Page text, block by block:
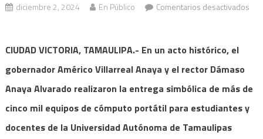
diciembre 2, 2024 En Público
Comentarios desactivados
y
rector
entrega
histórica
de
CIUDAD VICTORIA, TAMAULIPA.- En un acto histórico, el
gobernador Américo Villarreal Anaya y el rector Dámaso
Anaya Alvarado realizaron la entrega simbólica de más de
cinco mil equipos de cómputo portátil para estudiantes y
docentes de la Universidad Autónoma de Tamaulipas